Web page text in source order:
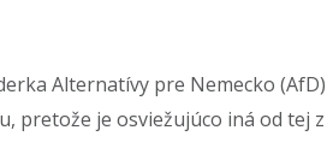
Alternatívy pre Nemecko
je osviežujúco iná od tej